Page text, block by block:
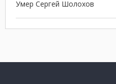
Умер Сергей Шолохов